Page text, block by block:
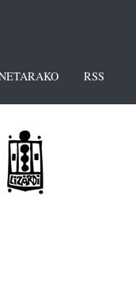
RSS